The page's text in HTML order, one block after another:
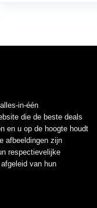
in-één
die de beste deals
en u op de hoogte houdt
afbeeldingen zijn
respectievelijke
van hun